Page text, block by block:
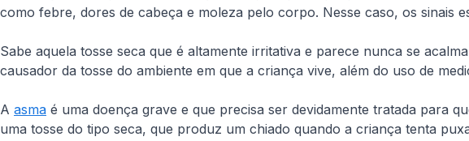
como febre, dores de cabeça e moleza pelo corpo. Nesse caso, os sinais
Sabe aquela tosse seca que é altamente irritativa e parece nunca se
causador da tosse do ambiente em que a criança vive, além do uso de
A asma é uma doença grave e que precisa ser devidamente tratada para
uma tosse do tipo seca, que produz um chiado quando a criança tenta